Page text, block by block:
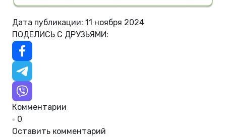
Дата публикации: 11 ноября 2024
ПОДЕЛИСЬ С ДРУЗЬЯМИ:
Комментарии
0
Оставить комментарий